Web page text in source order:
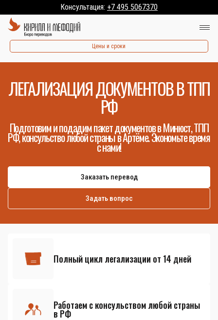
Консультация: +7 495 5067370
Цены и сроки
ЛЕГАЛИЗАЦИЯ ДОКУМЕНТОВ В ТПП
РФ
Подготовим и подадим пакет документов в Минюст, ТПП
РФ, консульство любой страны в Артёме. Экономьте время
с нами!
Заказать перевод
Задать вопрос
Полный цикл легализации от 14 дней
Работаем с консульством любой страны
в РФ